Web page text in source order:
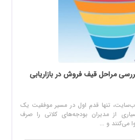
مراحل قیف فروش در بازاریابی
تنها قدم اول در مسیر موفقیت یک
از مدیران بودجه‌های کلانی را صرف
می‌کنند و ...